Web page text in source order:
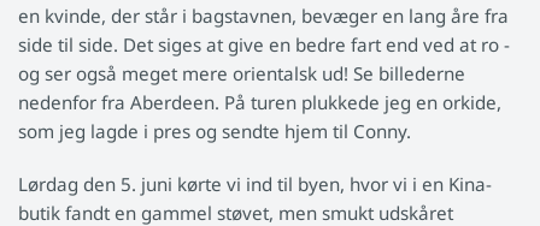
en kvinde, der står i bagstavnen, bevæger en lang åre fra
side til side. Det siges at give en bedre fart end ved at ro -
og ser også meget mere orientalsk ud! Se billederne
nedenfor fra Aberdeen. På turen plukkede jeg en orkide,
som jeg lagde i pres og sendte hjem til Conny.
Lørdag den 5. juni kørte vi ind til byen, hvor vi i en Kina-
butik fandt en gammel støvet, men smukt udskåret